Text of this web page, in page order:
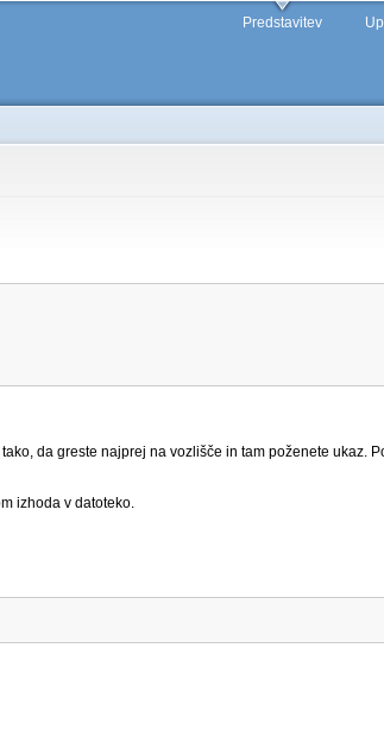
Predstavitev
da greste najprej na vozlišče in tam poženete ukaz.
izhoda v datoteko.